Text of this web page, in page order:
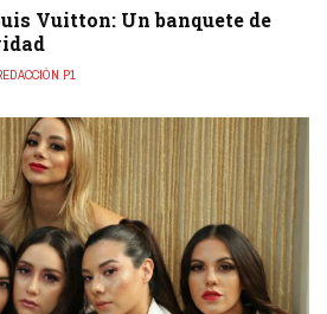
Vuitton: Un banquete de
P1